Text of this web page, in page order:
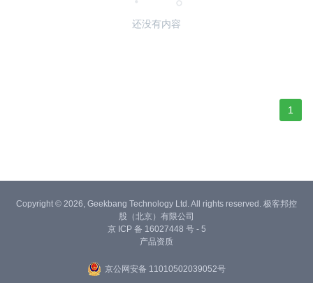
还没有内容
1
Copyright © 2026, Geekbang Technology Ltd. All rights reserved. 极客邦控
股（北京）有限公司
京 ICP 备 16027448 号 - 5
产品资质
京公网安备 11010502039052号